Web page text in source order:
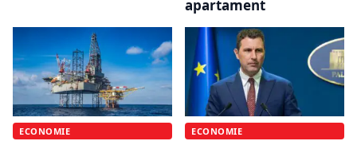
apartament
ECONOMIE ECONOMIE